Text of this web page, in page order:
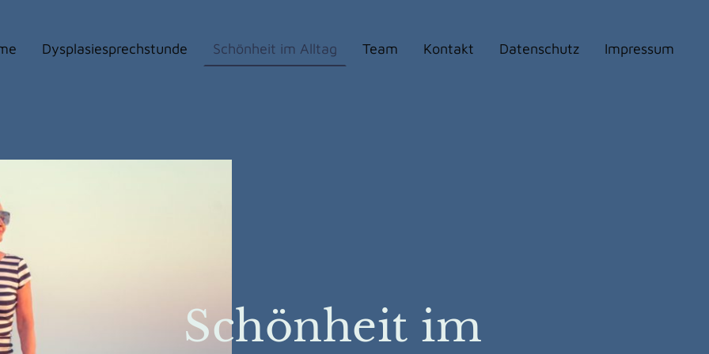
Dysplasiesprechstunde Schönheit im Alltag Team Kontakt Datenschutz Impressum
Schönheit im